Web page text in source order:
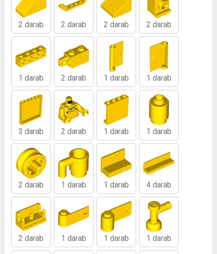
2 darab 2 darab 2 darab 2 darab
1 darab 2 darab 1 darab 1 darab
3 darab 2 darab 1 darab 1 darab
2 darab 1 darab 1 darab 4 darab
2 darab 1 darab 1 darab 1 darab